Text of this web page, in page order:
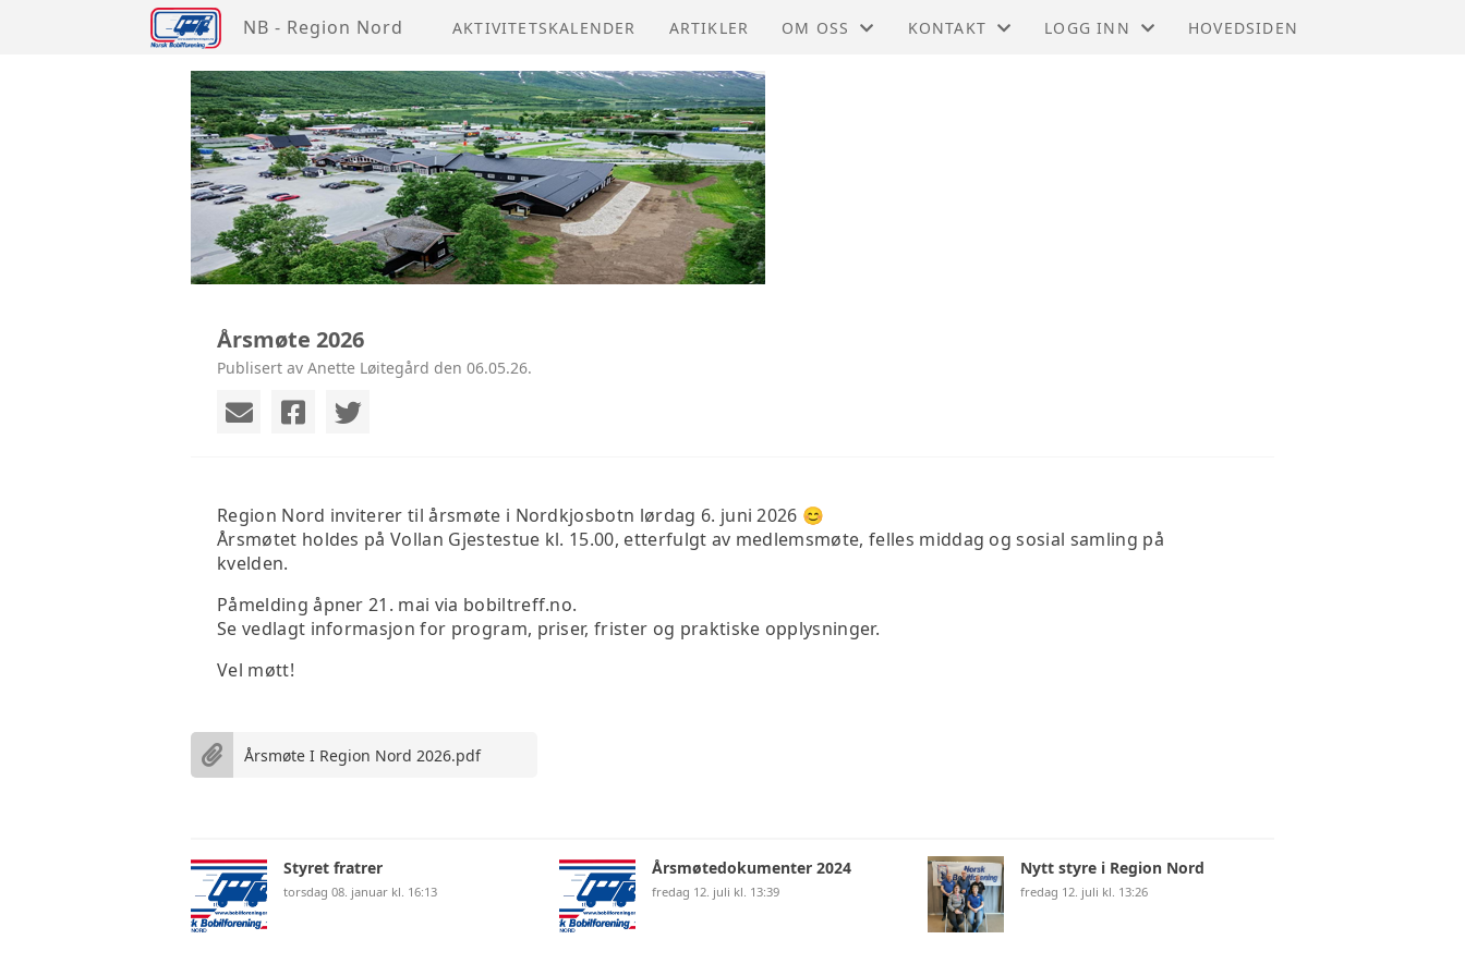
NB - Region Nord AKTIVITETSKALENDER ARTIKLER OM OSS KONTAKT LOGG INN HOVEDSIDEN
Årsmøte 2026
Publisert av Anette Løitegård den 06.05.26.
Region Nord inviterer til årsmøte i Nordkjosbotn lørdag 6. juni 2026 😊
Årsmøtet holdes på Vollan Gjestestue kl. 15.00, etterfulgt av medlemsmøte, felles middag og sosial samling på
kvelden.
Påmelding åpner 21. mai via bobiltreff.no.
Se vedlagt informasjon for program, priser, frister og praktiske opplysninger.
Vel møtt!
Årsmøte I Region Nord 2026.pdf
Styret fratrer
torsdag 08. januar kl. 16:13
Årsmøtedokumenter 2024
fredag 12. juli kl. 13:39
Nytt styre i Region Nord
fredag 12. juli kl. 13:26